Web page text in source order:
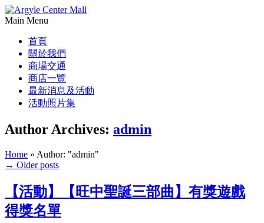
Main Menu
首頁
關於我們
商場交通
商店一覽
最新消息及活動
活動照片集
Author Archives: admin
Home » Author: "admin"
→ Older posts
【活動】【旺中聖誕三部曲】有獎遊戲
得獎名單